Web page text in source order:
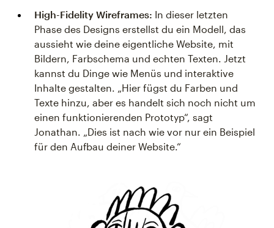
High-Fidelity Wireframes: In dieser letzten
Phase des Designs erstellst du ein Modell, das
aussieht wie deine eigentliche Website, mit
Bildern, Farbschema und echten Texten. Jetzt
kannst du Dinge wie Menüs und interaktive
Inhalte gestalten. „Hier fügst du Farben und
Texte hinzu, aber es handelt sich noch nicht um
einen funktionierenden Prototyp“, sagt
Jonathan. „Dies ist nach wie vor nur ein Beispiel
für den Aufbau deiner Website.“